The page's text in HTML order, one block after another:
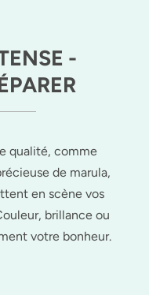
-
qualité, comme
de marula,
en scène vos
brillance ou
votre bonheur.